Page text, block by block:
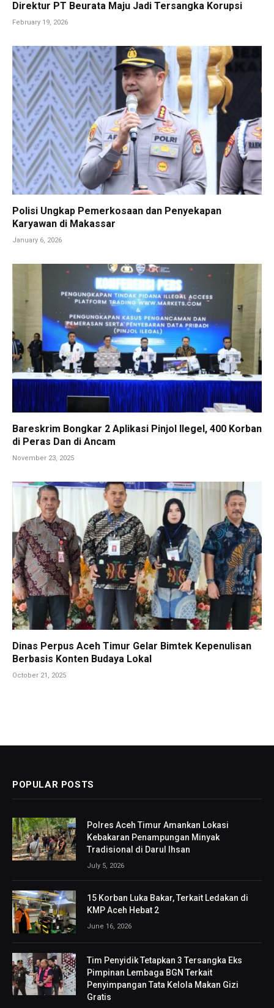
Direktur PT Beurata Maju Jadi Tersangka Korupsi
February 19, 2026
Polisi Ungkap Pemerkosaan dan Penyekapan
Karyawan di Makassar
January 6, 2026
Bareskrim Bongkar 2 Aplikasi Pinjol Ilegel, 400 Korban
di Peras Dan di Ancam
November 23, 2025
Dinas Perpus Aceh Timur Gelar Bimtek Kepenulisan
Berbasis Konten Budaya Lokal
October 21, 2025
POPULAR POSTS
Polres Aceh Timur Amankan Lokasi
Kebakaran Penampungan Minyak
Tradisional di Darul Ihsan
July 5, 2026
15 Korban Luka Bakar, Terkait Ledakan di
KMP Aceh Hebat 2
June 16, 2026
Tim Penyidik Tetapkan 3 Tersangka Eks
Pimpinan Lembaga BGN Terkait
Penyimpangan Tata Kelola Makan Gizi
Gratis